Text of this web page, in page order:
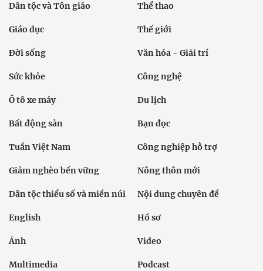
Dân tộc và Tôn giáo Thể thao
Giáo dục Thế giới
Đời sống Văn hóa - Giải trí
Sức khỏe Công nghệ
Ô tô xe máy Du lịch
Bất động sản Bạn đọc
Tuần Việt Nam Công nghiệp hỗ trợ
Giảm nghèo bền vững Nông thôn mới
Dân tộc thiểu số và miền núi Nội dung chuyên đề
English Hồ sơ
Ảnh Video
Multimedia Podcast